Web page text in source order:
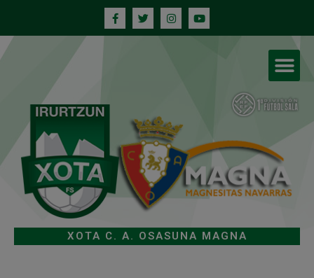
XOTA C. A. OSASUNA MAGNA